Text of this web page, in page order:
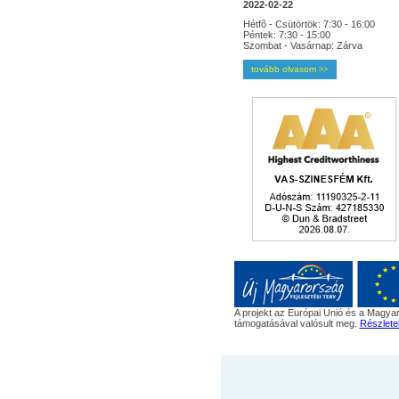
2022-02-22
Hétfõ - Csütörtök: 7:30 - 16:00
Péntek: 7:30 - 15:00
Szombat - Vasárnap: Zárva
tovább olvasom >>
A projekt az Európai Unió és a
támogatásával valósult meg.